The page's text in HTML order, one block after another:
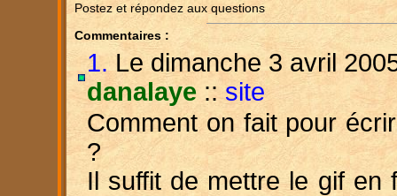
Postez et répondez aux questions
Commentaires :
1. Le dimanche 3 avril
danalaye ::site
Comment on fait pour
?
Il suffit de mettre le gif en